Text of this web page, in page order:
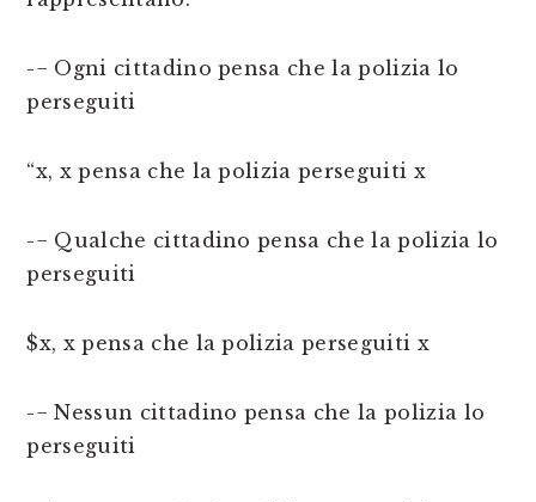
-− Ogni cittadino pensa che la polizia lo
perseguiti
“x, x pensa che la polizia perseguiti x
-− Qualche cittadino pensa che la polizia lo
perseguiti
$x, x pensa che la polizia perseguiti x
-− Nessun cittadino pensa che la polizia lo
perseguiti